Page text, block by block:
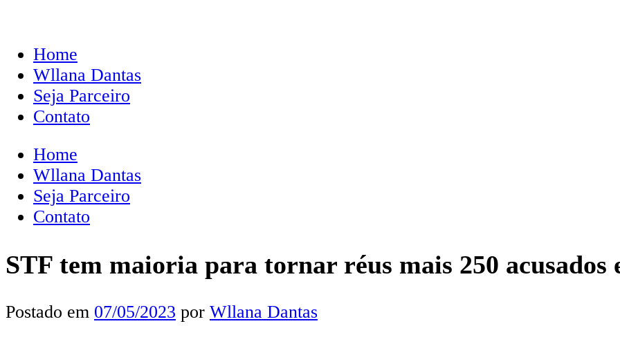
Home
Wllana Dantas
Seja Parceiro
Contato
Home
Wllana Dantas
Seja Parceiro
Contato
STF tem maioria para tornar réus mais 250 acusados
Postado em 07/05/2023 por Wllana Dantas